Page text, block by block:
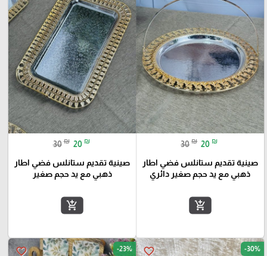
30 ₪ 20 ₪
صينية تقديم ستانلس فضي اطار
ذهبي مع يد حجم صغير دائري
add_shopping_cart
30 ₪ 20 ₪
صينية تقديم ستانلس فضي اطار
ذهبي مع يد حجم صغير
add_shopping_cart
favorite_border -30%
favorite_border -23%